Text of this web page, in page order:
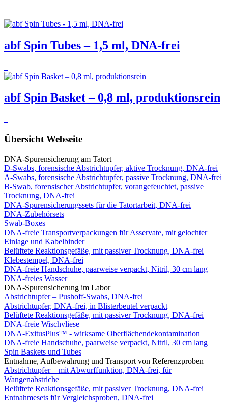
abf Spin Tubes – 1,5 ml, DNA-frei
abf Spin Basket – 0,8 ml, produktionsrein
Übersicht Webseite
DNA-Spurensicherung am Tatort
D-Swabs, forensische Abstrichtupfer, aktive Trocknung, DNA-frei
A-Swabs, forensische Abstrichtupfer, passive Trocknung, DNA-frei
B-Swab, forensischer Abstrichtupfer, vorangefeuchtet, passive
Trocknung, DNA-frei
DNA-Spurensicherungssets für die Tatortarbeit, DNA-frei
DNA-Zubehörsets
Swab-Boxes
DNA-freie Transportverpackungen für Asservate, mit gelochter
Einlage und Kabelbinder
Belüftete Reaktionsgefäße, mit passiver Trocknung, DNA-frei
Klebestempel, DNA-frei
DNA-freie Handschuhe, paarweise verpackt, Nitril, 30 cm lang
DNA-freies Wasser
DNA-Spurensicherung im Labor
Abstrichtupfer – Pushoff-Swabs, DNA-frei
Abstrichtupfer, DNA-frei, in Blisterbeutel verpackt
Belüftete Reaktionsgefäße, mit passiver Trocknung, DNA-frei
DNA-freie Wischvliese
DNA-ExitusPlus™ - wirksame Oberflächendekontamination
DNA-freie Handschuhe, paarweise verpackt, Nitril, 30 cm lang
Spin Baskets und Tubes
Entnahme, Aufbewahrung und Transport von Referenzproben
Abstrichtupfer – mit Abwurffunktion, DNA-frei, für
Wangenabstriche
Belüftete Reaktionsgefäße, mit passiver Trocknung, DNA-frei
Entnahmesets für Vergleichsproben, DNA-frei